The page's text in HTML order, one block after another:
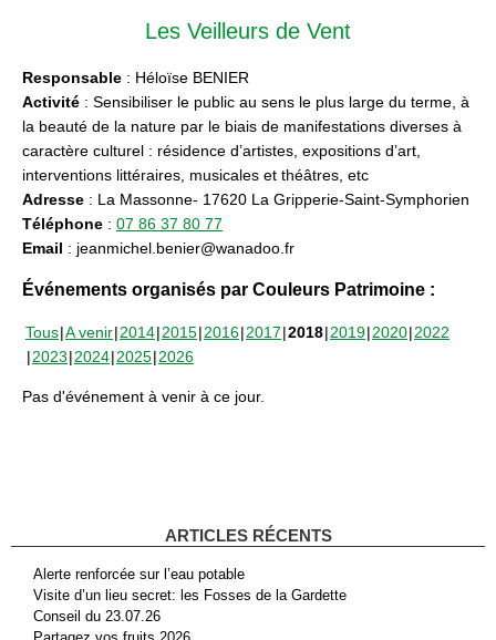
Les Veilleurs de Vent
Responsable : Héloïse BENIER
Activité : Sensibiliser le public au sens le plus large du terme, à
la beauté de la nature par le biais de manifestations diverses à
caractère culturel : résidence d’artistes, expositions d’art,
interventions littéraires, musicales et théâtres, etc
Adresse : La Massonne- 17620 La Gripperie-Saint-Symphorien
Téléphone : 07 86 37 80 77
Email : jeanmichel.benier@wanadoo.fr
Événements organisés par Couleurs Patrimoine :
Tous A venir 2014 2015 2016 2017 2018 2019 2020 2022
2023 2024 2025 2026
Pas d'événement à venir à ce jour.
ARTICLES RÉCENTS
Alerte renforcée sur l’eau potable
Visite d’un lieu secret: les Fosses de la Gardette
Conseil du 23.07.26